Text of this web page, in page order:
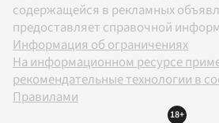
содержащейся в рекламных
предоставляет справочной
Информация об ограничениях
На информационном ресурсе
рекомендательные технологии в
Правилами
18+